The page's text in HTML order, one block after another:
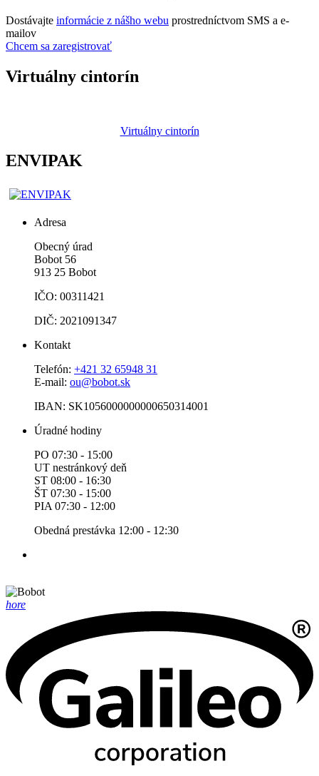
Dostávajte informácie z nášho webu prostredníctvom SMS a e-
mailov
Chcem sa zaregistrovať
Virtuálny cintorín
Virtuálny cintorín
ENVIPAK
Adresa
Obecný úrad
Bobot 56
913 25 Bobot
IČO: 00311421
DIČ: 2021091347
Kontakt
Telefón: +421 32 65948 31
E-mail: ou@bobot.sk
IBAN: SK1056000000000650314001
Úradné hodiny
PO 07:30 - 15:00
UT nestránkový deň
ST 08:00 - 16:30
ŠT 07:30 - 15:00
PIA 07:30 - 12:00
Obedná prestávka 12:00 - 12:30
hore